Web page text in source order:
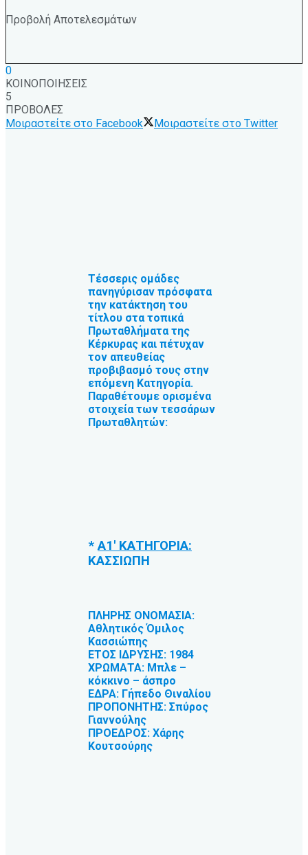
Προβολή Αποτελεσμάτων
0
ΚΟΙΝΟΠΟΙΗΣΕΙΣ
5
ΠΡΟΒΟΛΕΣ
Μοιραστείτε στο Facebook
Μοιραστείτε στο Twitter
Τέσσερις ομάδες
πανηγύρισαν πρόσφατα
την κατάκτηση του
τίτλου στα τοπικά
Πρωταθλήματα της
Κέρκυρας και πέτυχαν
τον απευθείας
προβιβασμό τους στην
επόμενη Κατηγορία.
Παραθέτουμε ορισμένα
στοιχεία των τεσσάρων
Πρωταθλητών:
*Α1′ ΚΑΤΗΓΟΡΙΑ:
ΚΑΣΣΙΩΠΗ
ΠΛΗΡΗΣ ΟΝΟΜΑΣΙΑ:
Αθλητικός Όμιλος
Κασσιώπης
ΕΤΟΣ ΙΔΡΥΣΗΣ: 1984
ΧΡΩΜΑΤΑ: Μπλε –
κόκκινο – άσπρο
ΕΔΡΑ: Γήπεδο Θιναλίου
ΠΡΟΠΟΝΗΤΗΣ: Σπύρος
Γιαννούλης
ΠΡΟΕΔΡΟΣ: Χάρης
Κουτσούρης